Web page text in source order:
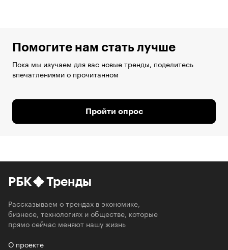
Помогите нам стать лучше
Пока мы изучаем для вас новые тренды, поделитесь
впечатлениями о прочитанном
Пройти опрос
РБК Тренды
Рассказываем о трендах в экономике,
бизнесе, технологиях и обществе, которые
прямо сейчас меняют нашу жизнь
О проекте